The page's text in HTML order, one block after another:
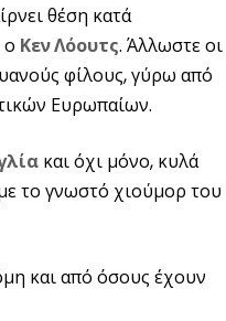
θέση κατά
ο Κεν Λόουτς. Άλλωστε οι
φίλους, γύρω από
Ευρωπαίων.
και όχι μόνο, κυλά
το γνωστό χιούμορ του
και από όσους έχουν